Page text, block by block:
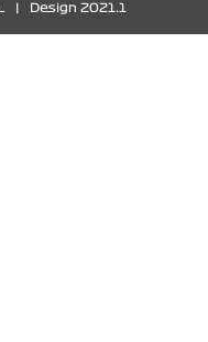
Design 2021.1